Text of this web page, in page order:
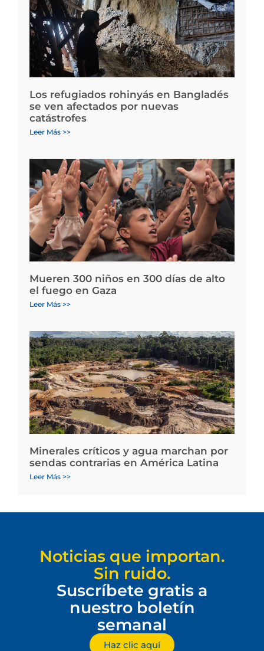
Los refugiados rohinyás en Bangladés
se ven afectados por nuevas
catástrofes
Leer Más >>
Mueren 300 niños en 300 días de alto
el fuego en Gaza
Leer Más >>
Minerales críticos y agua marchan por
sendas contrarias en América Latina
Leer Más >>
Noticias que importan.
Sin ruido.
Suscríbete gratis a
nuestro boletín
semanal
Haz clic aquí